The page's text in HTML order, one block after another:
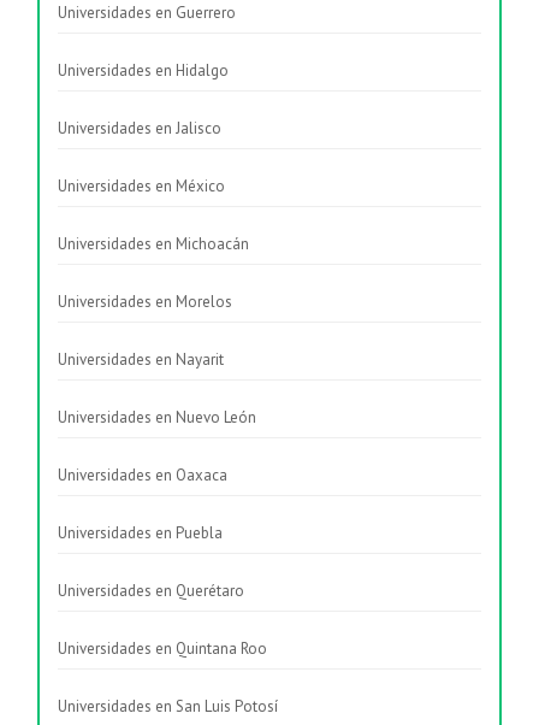
Universidades en Guerrero
Universidades en Hidalgo
Universidades en Jalisco
Universidades en México
Universidades en Michoacán
Universidades en Morelos
Universidades en Nayarit
Universidades en Nuevo León
Universidades en Oaxaca
Universidades en Puebla
Universidades en Querétaro
Universidades en Quintana Roo
Universidades en San Luis Potosí